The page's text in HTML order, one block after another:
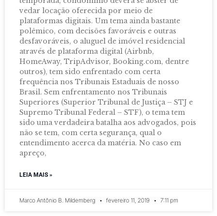
vedar locação oferecida por meio de
plataformas digitais. Um tema ainda bastante
polêmico, com decisões favoráveis e outras
desfavoráveis, o aluguel de imóvel residencial
através de plataforma digital (Airbnb,
HomeAway, TripAdvisor, Booking.com, dentre
outros), tem sido enfrentado com certa
frequência nos Tribunais Estaduais de nosso
Brasil. Sem enfrentamento nos Tribunais
Superiores (Superior Tribunal de Justiça – STJ e
Supremo Tribunal Federal – STF), o tema tem
sido uma verdadeira batalha aos advogados, pois
não se tem, com certa segurança, qual o
entendimento acerca da matéria. No caso em
apreço,
LEIA MAIS »
Marco Antônio B. Mildemberg fevereiro 11, 2019 7:11 pm